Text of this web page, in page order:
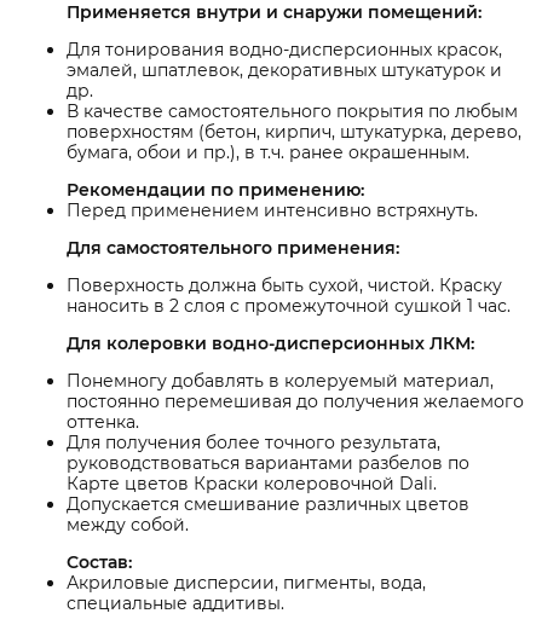
Применяется внутри и снаружи помещений:
Для тонирования водно-дисперсионных красок,
эмалей, шпатлевок, декоративных штукатурок и
др.
В качестве самостоятельного покрытия по любым
поверхностям (бетон, кирпич, штукатурка, дерево,
бумага, обои и пр.), в т.ч. ранее окрашенным.
Рекомендации по применению:
Перед применением интенсивно встряхнуть.
Для самостоятельного применения:
Поверхность должна быть сухой, чистой. Краску
наносить в 2 слоя с промежуточной сушкой 1 час.
Для колеровки водно-дисперсионных ЛКМ:
Понемногу добавлять в колеруемый материал,
постоянно перемешивая до получения желаемого
оттенка.
Для получения более точного результата,
руководствоваться вариантами разбелов по
Карте цветов Краски колеровочной Dali.
Допускается смешивание различных цветов
между собой.
Состав:
Акриловые дисперсии, пигменты, вода,
специальные аддитивы.